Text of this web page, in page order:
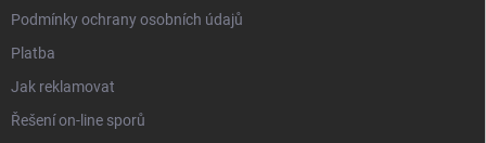
Podmínky ochrany osobních údajů
Platba
Jak reklamovat
Řešení on-line sporů